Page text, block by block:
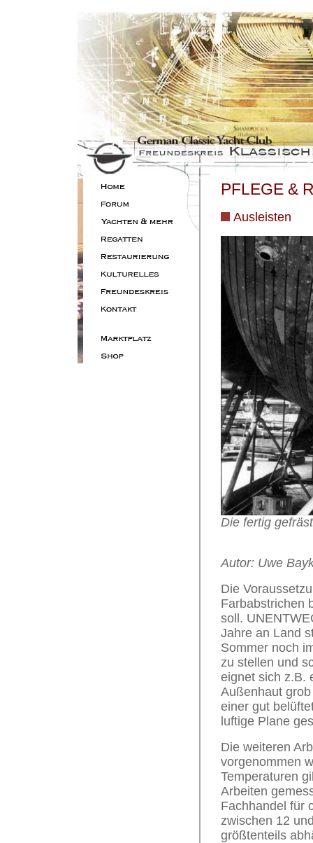
PFLEGE &
Ausleisten
Die fertig
Autor: Uwe
Die
Farbabstrichen
soll.
Jahre an Land
Sommer noch
zu stellen und
eignet sich z.B.
Außenhaut
einer gut
luftige Plane
Die weiteren
vorgenommen
Temperaturen
Arbeiten
Fachhandel für
zwischen 12
größtenteils